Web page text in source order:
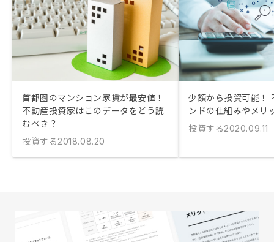
首都圏のマンション家賃が最安値！
不動産投資家はこのデータをどう読
むべき？
投資する2018.08.20
少額から投資可能！
ンドの仕組みやメリ
投資する2020.09.11